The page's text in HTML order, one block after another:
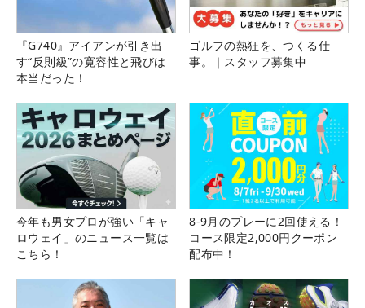
『G740』アイアンが引き出
す“反則級”の寛容性と飛びは
本当だった！
ゴルフの熱狂を、つくる仕
事。｜スタッフ募集中
今年も男女プロが強い「キャ
ロウェイ」のニュース一覧は
こちら！
8-9月のプレーに2回使える！
コース限定2,000円クーポン
配布中！